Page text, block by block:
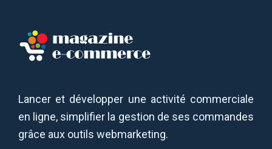
Lancer et développer une activité commerciale
en ligne, simplifier la gestion de ses commandes
grâce aux outils webmarketing.